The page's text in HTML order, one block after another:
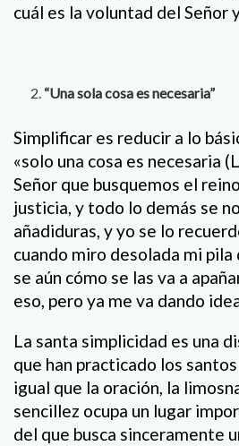
cuál es la voluntad del Señor
“Una sola cosa es necesaria”
Simplificar es reducir a lo
«solo una cosa es necesaria
Señor que busquemos el
justicia, y todo lo demás se
añadiduras, y yo se lo
cuando miro desolada mi
se aún cómo se las va a
eso, pero ya me va dando
La santa simplicidad es una
que han practicado los
igual que la oración, la
sencillez ocupa un lugar
del que busca sinceramente